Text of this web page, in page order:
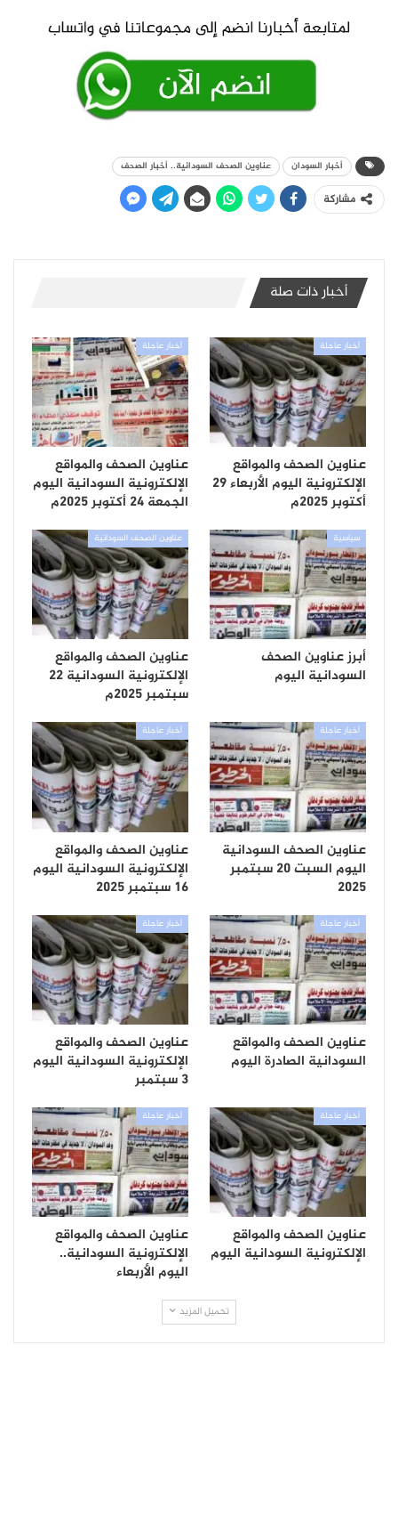
أخبار السودان عناوين الصحف السودانية.. أخبار الصحف
مشاركة
أخبار ذات صلة
أخبار عاجلة
عناوين الصحف والمواقع
الإلكترونية اليوم الأربعاء 29
أكتوبر 2025م
أخبار عاجلة
عناوين الصحف والمواقع
الإلكترونية السودانية اليوم
الجمعة 24 أكتوبر 2025م
سياسية
أبرز عناوين الصحف
السودانية اليوم
عناوين الصحف السودانية
عناوين الصحف والمواقع
الإلكترونية السودانية 22
سبتمبر 2025م
أخبار عاجلة
عناوين الصحف السودانية
اليوم السبت 20 سبتمبر
2025
أخبار عاجلة
عناوين الصحف والمواقع
الإلكترونية السودانية اليوم
16 سبتمبر 2025
أخبار عاجلة
عناوين الصحف والمواقع
السودانية الصادرة اليوم
أخبار عاجلة
عناوين الصحف والمواقع
الإلكترونية السودانية اليوم
3 سبتمبر
أخبار عاجلة
عناوين الصحف والمواقع
الإلكترونية السودانية اليوم
أخبار عاجلة
عناوين الصحف والمواقع
الإلكترونية السودانية..
اليوم الأربعاء
تحميل المزيد